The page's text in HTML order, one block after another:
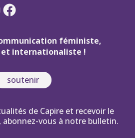
Facebook
féministe,
et internationaliste !
soutenir
de Capire et recevoir le
vous à notre bulletin.